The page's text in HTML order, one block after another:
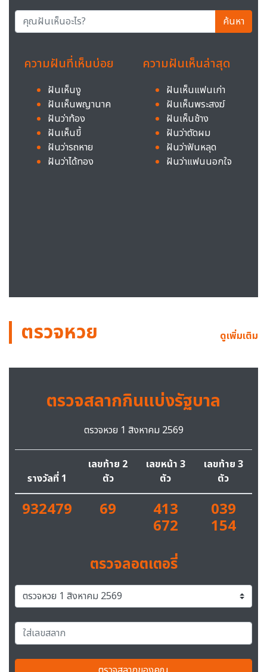
ค้นหา
ความฝันที่เห็นบ่อย
ฝันเห็นงู
ฝันเห็นพญานาค
ฝันว่าท้อง
ฝันเห็นขี้
ฝันว่ารถหาย
ฝันว่าได้ทอง
ความฝันเห็นล่าสุด
ฝันเห็นแฟนเก่า
ฝันเห็นพระสงฆ์
ฝันเห็นช้าง
ฝันว่าตัดผม
ฝันว่าฟันหลุด
ฝันว่าแฟนนอกใจ
ตรวจหวย ดูเพิ่มเติม
ตรวจสลากกินแบ่งรัฐบาล
ตรวจหวย 1 สิงหาคม 2569
รางวัลที่ 1
เลขท้าย 2
ตัว
เลขหน้า 3
ตัว
เลขท้าย 3
ตัว
932479 69 413
672
039
154
ตรวจลอตเตอรี่